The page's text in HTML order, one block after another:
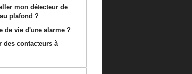
mon détecteur de
plafond ?
de vie d'une alarme ?
des contacteurs à